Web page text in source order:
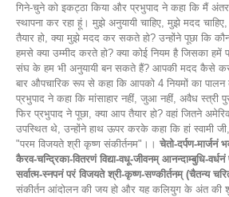
गिने-चुने को इकट्ठा किया और प्रभुपाद ने कहा कि मैं
स्थापना कर रहा हूं। मुझे अनुयायी चाहिए, मुझे मदद
तैयार हो, क्या मुझे मदद कर सकते हो? उन्होंने पूछा कि
हमसे क्या उम्मीद करते हो? क्या कोई नियम है जिसका हमें
संघ के हम भी अनुयायी बन सकते हैं? आपकी मदद कैसे
बार औपचारिक रूप से कहा कि आपको 4 नियमों का पालन
प्रभुपाद ने कहा कि मांसाहार नहीं, जुआ नहीं, अवैध स्त्री
फिर प्रभुपाद ने पूछा, क्या आप तैयार हो? वहां जितने
उपस्थित थे, उन्होंने हाथ ऊपर करके कहा कि हां स्वामी
"परम विजयते श्री कृष्ण संकीर्तनम"।। चेतो-दर्पण-मार्जनं
कैरव-चन्द्रिका-वितरणं विद्या-वधू-जीवनम् आनन्दाम्बुधि-वर्धनं
सर्वात्म-स्नपनं परं विजयते श्री-कृष्ण-सण्कीर्तनम् (चैतन्य
संकीर्तन आंदोलन की जय हो और यह कलियुग के अंत